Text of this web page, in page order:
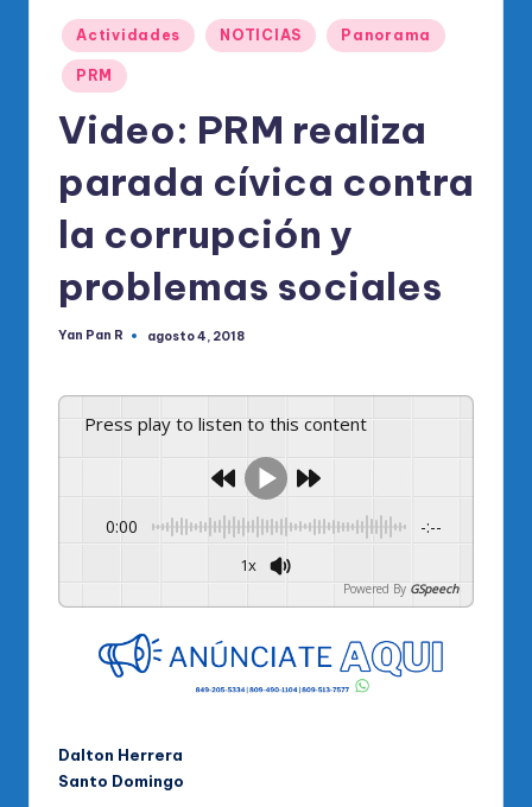
di
o
al
P
Publicado
en
Actividades NOTICIAS Panorama
PRM
Video: PRM realiza
parada cívica contra
la corrupción y
problemas sociales
Publicado
Yan Pan R agosto 4, 2018
Press play to listen to this content
0:00 -:--
1x
Powered By GSpeech
Dalton Herrera
Santo Domingo